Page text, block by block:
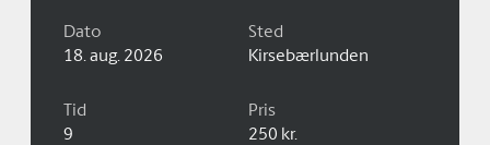
Dato
18. aug. 2026
Sted
Kirsebærlunden
Tid
9
Pris
250 kr.